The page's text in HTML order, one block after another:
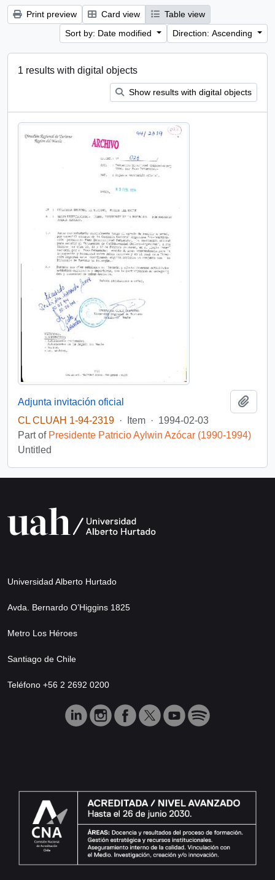
Print preview Card view
Table view
Sort by: Date modified
Direction: Ascending
1 results with digital objects
Show results with digital objects
Adjunta invitación oficial
CL CLUAH 1-94-2319 · Item · 1994-02-03
Part of Presidente Patricio Aylwin Azócar (1990-1994)
Untitled
Universidad Alberto Hurtado
Avda. Bernardo O’Higgins 1825
Metro Los Héroes
Santiago de Chile
Teléfono +56 2 2692 0200